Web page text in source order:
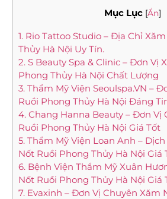
Mục Lục [Ẩn]
1. Rio Tattoo Studio – Địa Chỉ
Thủy Hà Nội Uy Tín.
2. S Beauty Spa & Clinic – Đơn Vị
Phong Thủy Hà Nội Chất Lượng
3. Thẩm Mỹ Viện Seoulspa.VN –
Ruồi Phong Thủy Hà Nội Đáng
4. Chang Hanna Beauty – Đơn Vị
Ruồi Phong Thủy Hà Nội Giá Tốt
5. Thẩm Mỹ Viện Loan Anh –
Nốt Ruồi Phong Thủy Hà Nội Giá
6. Bệnh Viện Thẩm Mỹ Xuân
Nốt Ruồi Phong Thủy Hà Nội Giá
7. Evaxinh – Đơn Vị Chuyên Xăm